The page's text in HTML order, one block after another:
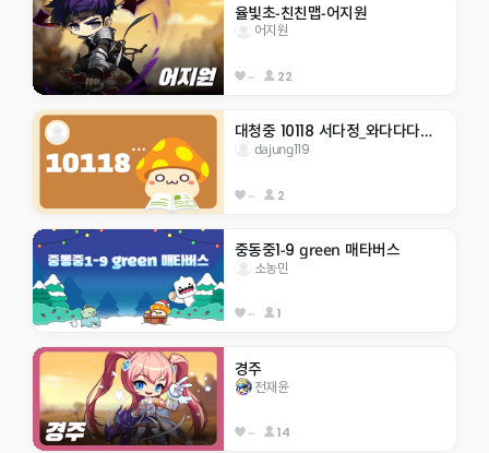
율빛초-친친맵-어지원
어지원
-- 22
대청중 10118 서다정_와다다다닥 모험!
dajung119
-- 2
중동중1-9 green 매타버스
소농민
-- 1
경주
전재윤
-- 14